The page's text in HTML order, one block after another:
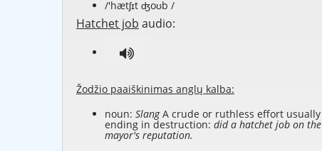
/'hætʃɪt ʤoʊb /
Hatchet job audio:
Žodžio paaiškinimas anglų kalba:
noun: SlangA crude or ruthless effort usually
ending in destruction: did a hatchet job on the
mayor's reputation.